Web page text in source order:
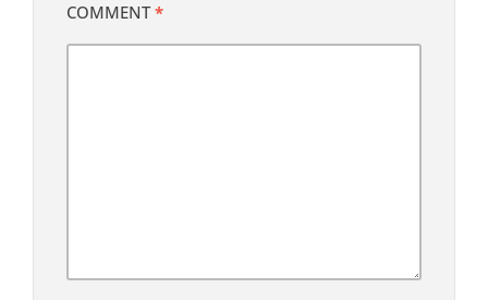
COMMENT*